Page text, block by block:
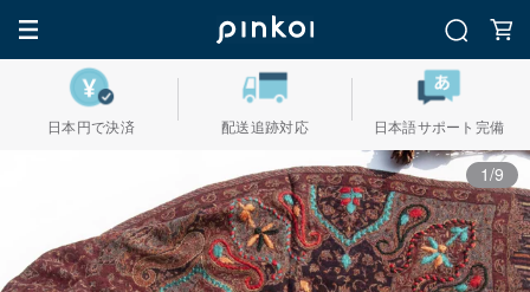
日本円で決済 配送追跡対応 日本語サポート完備
1/9